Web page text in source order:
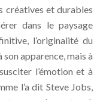
créatives et durables
dans le paysage
l’originalité du
apparence, mais à
l’émotion et à
l’a dit Steve Jobs,